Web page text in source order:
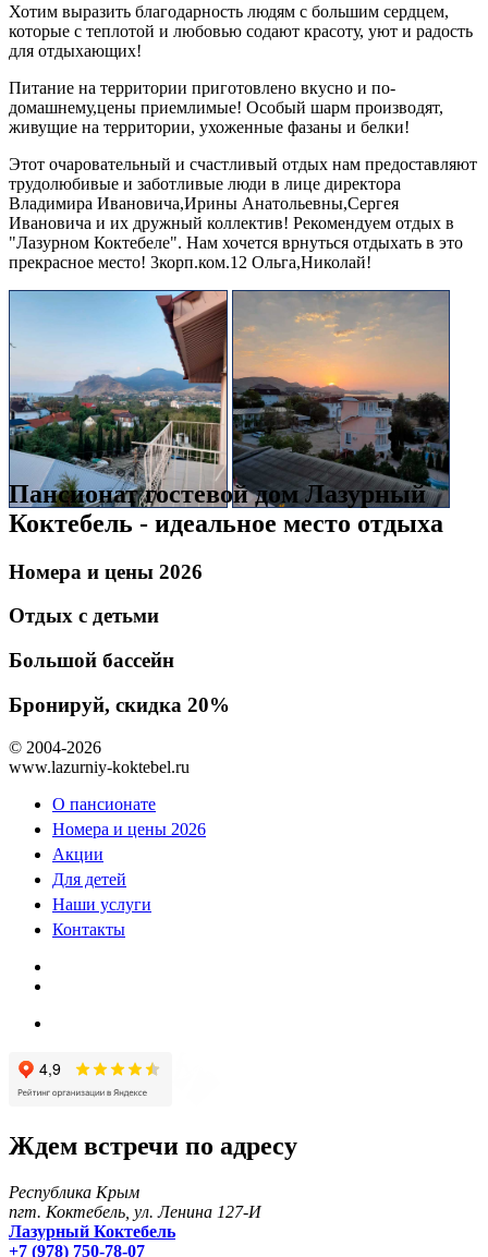
Хотим выразить благодарность людям с большим сердцем,
которые с теплотой и любовью содают красоту, уют и радость
для отдыхающих!
Питание на территории приготовлено вкусно и по-
домашнему,цены приемлимые! Особый шарм производят,
живущие на территории, ухоженные фазаны и белки!
Этот очаровательный и счастливый отдых нам предоставляют
трудолюбивые и заботливые люди в лице директора
Владимира Ивановича,Ирины Анатольевны,Сергея
Ивановича и их дружный коллектив! Рекомендуем отдых в
"Лазурном Коктебеле". Нам хочется врнуться отдыхать в это
прекрасное место! 3корп.ком.12 Ольга,Николай!
Пансионат гостевой дом Лазурный
Коктебель - идеальное место отдыха
Номера и цены 2026
Отдых с детьми
Большой бассейн
Бронируй, скидка 20%
© 2004-2026
www.lazurniy-koktebel.ru
О пансионате
Номера и цены 2026
Акции
Для детей
Наши услуги
Контакты
Ждем встречи по адресу
Республика Крым
пгт. Коктебель, ул. Ленина 127-И
Лазурный Коктебель
+7 (978) 750-78-07